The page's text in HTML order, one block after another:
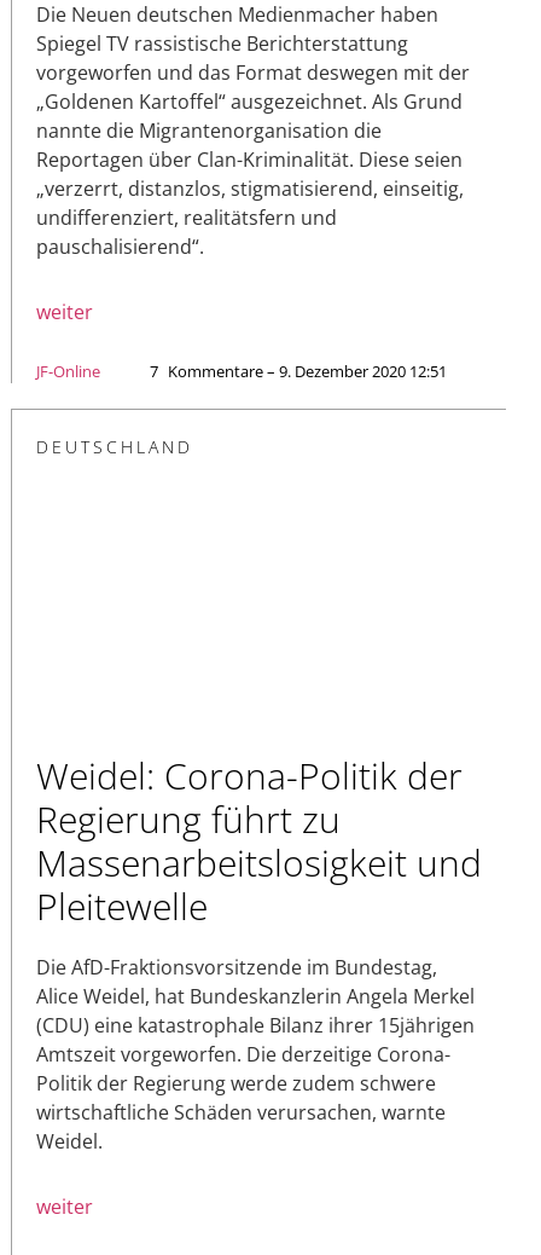
Die Neuen deutschen Medienmacher haben
Spiegel TV rassistische Berichterstattung
vorgeworfen und das Format deswegen mit der
„Goldenen Kartoffel“ ausgezeichnet. Als Grund
nannte die Migrantenorganisation die
Reportagen über Clan-Kriminalität. Diese seien
„verzerrt, distanzlos, stigmatisierend, einseitig,
undifferenziert, realitätsfern und
pauschalisierend“.
weiter
JF-Online 7 Kommentare – 9. Dezember 2020 12:51
DEUTSCHLAND
Weidel: Corona-Politik der
Regierung führt zu
Massenarbeitslosigkeit und
Pleitewelle
Die AfD-Fraktionsvorsitzende im Bundestag,
Alice Weidel, hat Bundeskanzlerin Angela Merkel
(CDU) eine katastrophale Bilanz ihrer 15jährigen
Amtszeit vorgeworfen. Die derzeitige Corona-
Politik der Regierung werde zudem schwere
wirtschaftliche Schäden verursachen, warnte
Weidel.
weiter